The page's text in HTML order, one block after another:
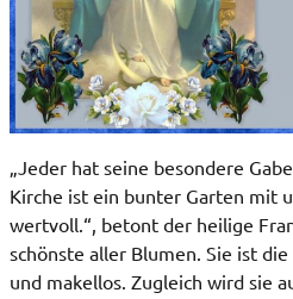
„Jeder hat seine besondere
Kirche ist ein bunter Garten mit
wertvoll.“, betont der heilige
schönste aller Blumen. Sie ist
und makellos. Zugleich wird sie